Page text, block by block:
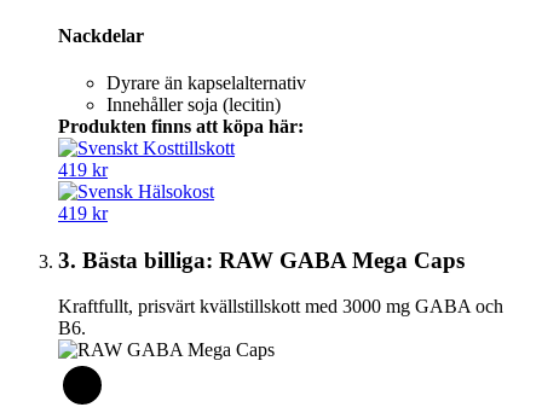
Nackdelar
Dyrare än kapselalternativ
Innehåller soja (lecitin)
Produkten finns att köpa här:
419 kr
419 kr
3. Bästa billiga: RAW GABA Mega Caps
Kraftfullt, prisvärt kvällstillskott med 3000 mg GABA och
B6.